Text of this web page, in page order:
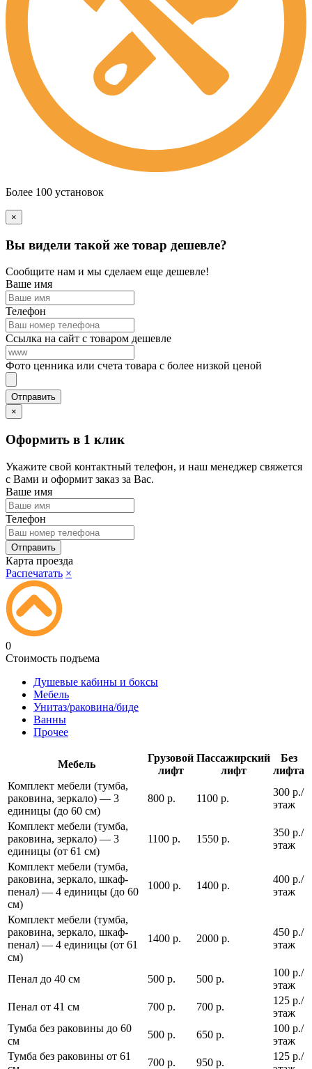
Более 100 установок
×
Вы видели такой же товар дешевле?
Сообщите нам и мы сделаем еще дешевле!
Ваше имя
Телефон
Ссылка на сайт с товаром дешевле
Фото ценника или счета товара с более низкой ценой
×
Оформить в 1 клик
Укажите свой контактный телефон, и наш менеджер свяжется
с Вами и оформит заказ за Вас.
Ваше имя
Телефон
Карта проезда
Распечатать ×
0
Стоимость подъема
Душевые кабины и боксы
Мебель
Унитаз/раковина/биде
Ванны
Прочее
Мебель
Грузовой
лифт
Пассажирский
лифт
Без
лифта
Комплект мебели (тумба,
раковина, зеркало) — 3
единицы (до 60 см)
800 р. 1100 р.
300 р./
этаж
Комплект мебели (тумба,
раковина, зеркало) — 3
единицы (от 61 см)
1100 р. 1550 р.
350 р./
этаж
Комплект мебели (тумба,
раковина, зеркало, шкаф-
пенал) — 4 единицы (до 60
см)
1000 р. 1400 р.
400 р./
этаж
Комплект мебели (тумба,
раковина, зеркало, шкаф-
пенал) — 4 единицы (от 61
см)
1400 р. 2000 р.
450 р./
этаж
Пенал до 40 см 500 р. 500 р.
100 р./
этаж
Пенал от 41 см
700 р. 700 р.
125 р./
этаж
Тумба без раковины до 60
см
500 р. 650 р.
100 р./
этаж
Тумба без раковины от 61
700 р. 950 р.
125 р./